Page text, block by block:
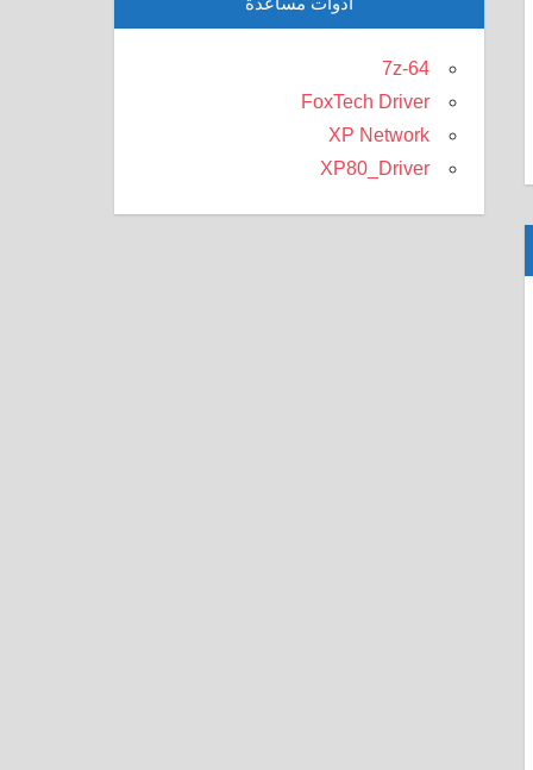
7z-64
FoxTech Driver
XP Network
XP80_Driver